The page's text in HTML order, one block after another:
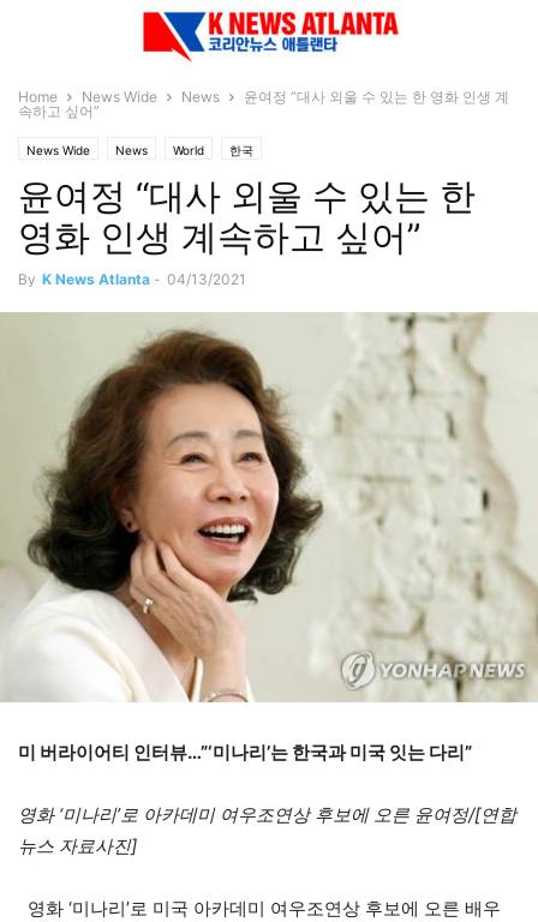
Home News Wide News
윤여정 “대사 외울 수 있는 한 영화 인생 계
속하고 싶어”
News Wide News World 한국
윤여정 “대사 외울 수 있는 한
영화 인생 계속하고 싶어”
By K News Atlanta - 04/13/2021
미 버라이어티 인터뷰…”‘미나리’는 한국과 미국 잇는 다리”
영화 ‘미나리’로 아카데미 여우조연상 후보에 오른 윤여정/[연합
뉴스 자료사진]
영화 ‘미나리’로 미국 아카데미 여우조연상 후보에 오른 배우